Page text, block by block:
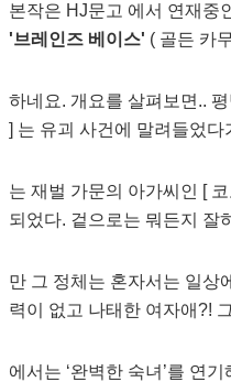
본작은 HJ문고 에서 연재중
'브레인즈 베이스' ( 골든 카
하네요. 개요를 살펴보면..
] 는 유괴 사건에 말려들었다
는 재벌 가문의 아가씨인 [
되었다. 겉으로는 뭐든지 잘
만 그 정체는 혼자서는 일상
력이 없고 나태한 여자애?!
에서는 ‘완벽한 숙녀’를 연